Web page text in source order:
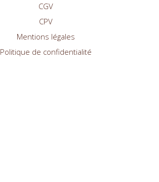
CGV
CPV
Mentions légales
Politique de confidentialité